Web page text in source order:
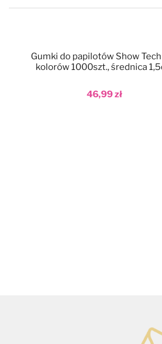
46,99 zł
Gumki do papilotów Show
kolorów 1000szt., średnica